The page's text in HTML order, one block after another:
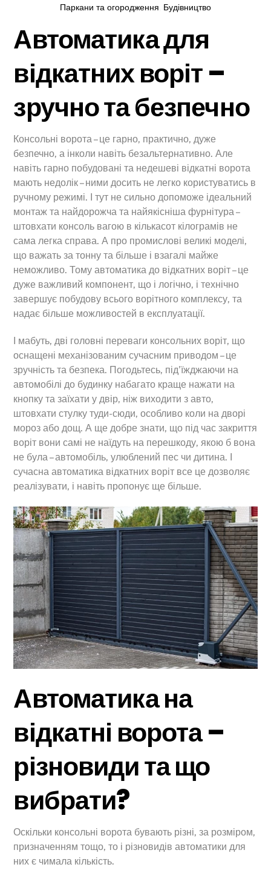
Паркани та огородження Будівництво
Автоматика для
відкатних воріт –
зручно та безпечно
Консольні ворота – це гарно, практично, дуже
безпечно, а інколи навіть безальтернативно. Але
навіть гарно побудовані та недешеві відкатні ворота
мають недолік – ними досить не легко користуватись в
ручному режимі. І тут не сильно допоможе ідеальний
монтаж та найдорожча та найякісніша фурнітура –
штовхати консоль вагою в кількасот кілограмів не
сама легка справа. А про промислові великі моделі,
що важать за тонну та більше і взагалі майже
неможливо. Тому автоматика до відкатних воріт – це
дуже важливий компонент, що і логічно, і технічно
завершує побудову всього ворітного комплексу, та
надає більше можливостей в експлуатації.
І мабуть, дві головні переваги консольних воріт, що
оснащені механізованим сучасним приводом – це
зручність та безпека. Погодьтесь, під’їжджаючи на
автомобілі до будинку набагато краще нажати на
кнопку та заїхати у двір, ніж виходити з авто,
штовхати стулку туди-сюди, особливо коли на дворі
мороз або дощ. А ще добре знати, що під час закриття
воріт вони самі не наїдуть на перешкоду, якою б вона
не була – автомобіль, улюблений пес чи дитина. І
сучасна автоматика відкатних воріт все це дозволяє
реалізувати, і навіть пропонує ще більше.
Автоматика на
відкатні ворота –
різновиди та що
вибрати?
Оскільки консольні ворота бувають різні, за розміром,
призначенням тощо, то і різновидів автоматики для
них є чимала кількість.